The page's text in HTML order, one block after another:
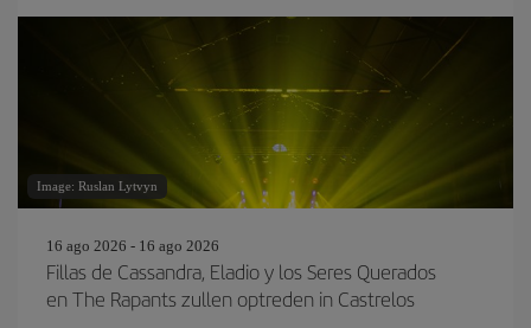
Image: Ruslan Lytvyn
16 ago 2026 - 16 ago 2026
Fillas de Cassandra, Eladio y los Seres Querados
en The Rapants zullen optreden in Castrelos